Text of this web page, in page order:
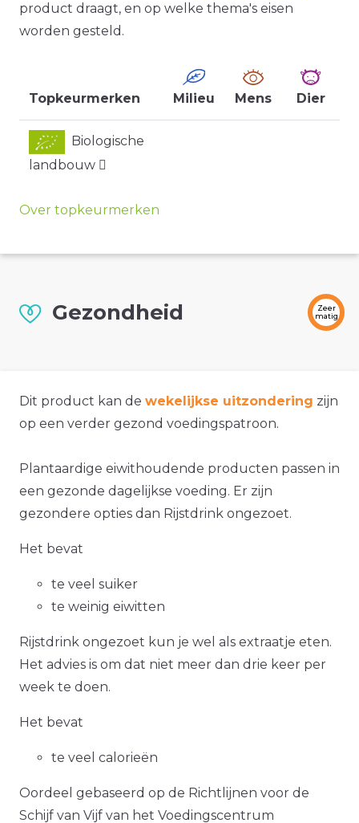
product draagt, en op welke thema's eisen
worden gesteld.
Topkeurmerken Milieu Mens Dier
Biologische
landbouw
Over topkeurmerken
Gezondheid
Zeer
matig
Dit product kan de wekelijkse uitzondering zijn
op een verder gezond voedingspatroon.
Plantaardige eiwithoudende producten passen in
een gezonde dagelijkse voeding. Er zijn
gezondere opties dan Rijstdrink ongezoet.
Het bevat
te veel suiker
te weinig eiwitten
Rijstdrink ongezoet kun je wel als extraatje eten.
Het advies is om dat niet meer dan drie keer per
week te doen.
Het bevat
te veel calorieën
Oordeel gebaseerd op de Richtlijnen voor de
Schijf van Vijf van het Voedingscentrum